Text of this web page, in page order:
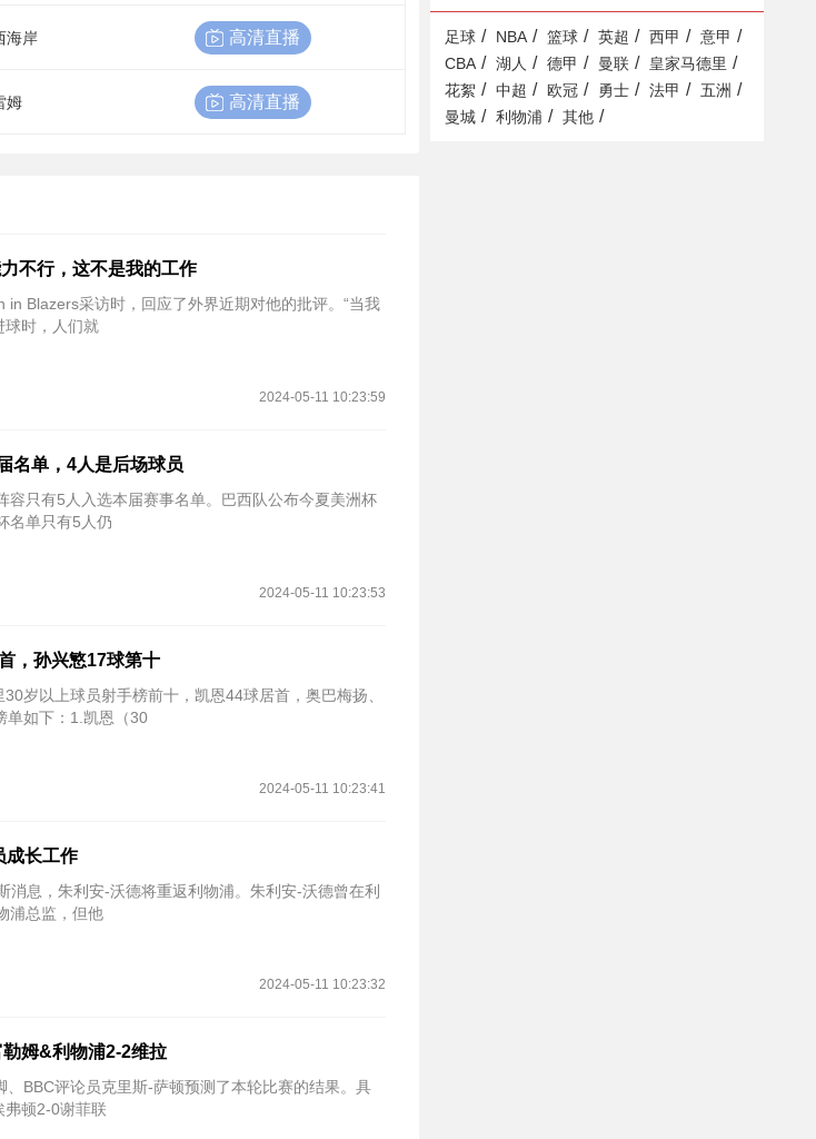
海岸 高清直播
姆 高清直播
不行，这不是我的工作
Blazers采访时，回应了外界近期对他的批评。“当我
球时，人们就
2024-05-11 10:23:59
名单，4人是后场球员
只有5人入选本届赛事名单。巴西队公布今夏美洲杯
名单只有5人仍
2024-05-11 10:23:53
，孙兴慜17球第十
岁以上球员射手榜前十，凯恩44球居首，奥巴梅扬、
单如下：1.凯恩（30
2024-05-11 10:23:41
成长工作
息，朱利安-沃德将重返利物浦。朱利安-沃德曾在利
浦总监，但他
2024-05-11 10:23:32
姆&利物浦2-2维拉
BBC评论员克里斯-萨顿预测了本轮比赛的结果。具
弗顿2-0谢菲联
足球 / NBA / 篮球 / 英超 / 西甲 / 意甲 /
CBA / 湖人 / 德甲 / 曼联 / 皇家马德里 /
花絮 / 中超 / 欧冠 / 勇士 / 法甲 / 五洲 /
曼城 / 利物浦 / 其他 /